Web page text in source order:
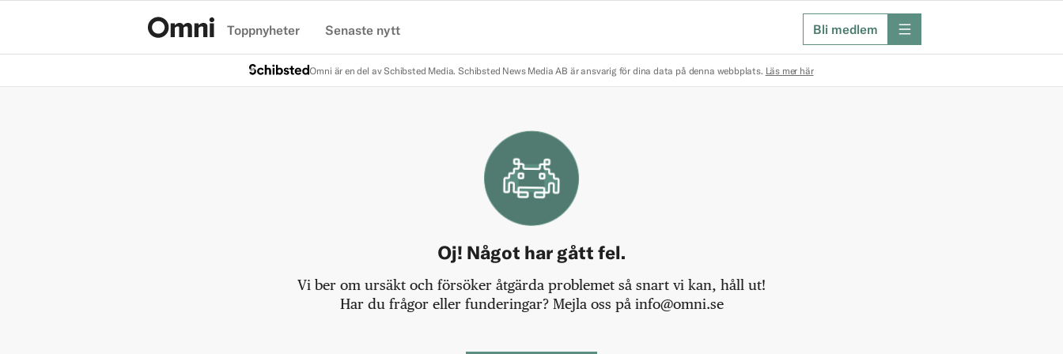
Toppnyheter Senaste nytt Bli medlem meny
Omni är en del av Schibsted Media. Schibsted News Media AB är ansvarig för dina data på denna webbplats. Läs mer här
Oj! Något har gått fel.
Vi ber om ursäkt och försöker åtgärda problemet så snart vi kan, håll ut!
Har du frågor eller funderingar? Mejla oss på info@omni.se